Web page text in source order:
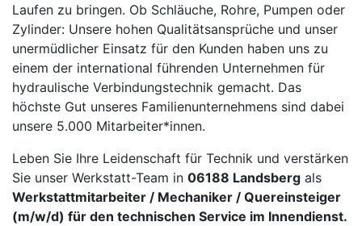
Laufen zu bringen. Ob Schläuche, Rohre, Pumpen oder
Zylinder: Unsere hohen Qualitätsansprüche und unser
unermüdlicher Einsatz für den Kunden haben uns zu
einem der international führenden Unternehmen für
hydraulische Verbindungstechnik gemacht. Das
höchste Gut unseres Familienunternehmens sind dabei
unsere 5.000 Mitarbeiter*innen.
Leben Sie Ihre Leidenschaft für Technik und verstärken
Sie unser Werkstatt-Team in 06188 Landsberg als
Werkstattmitarbeiter / Mechaniker / Quereinsteiger
(m/w/d) für den technischen Service im Innendienst.